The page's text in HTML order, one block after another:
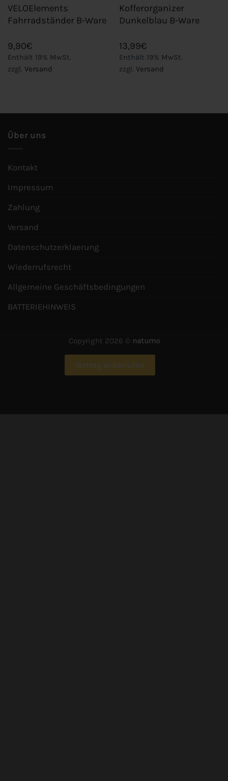
VELOElements
Fahrradständer B-Ware
9,90€
Enthält 19% MwSt.
zzgl. Versand
Kofferorganizer
Dunkelblau B-Ware
13,99€
Enthält 19% MwSt.
zzgl. Versand
Über uns
Kontakt
Impressum
Zahlung
Versand
Datenschutzerklaerung
Wiederrufsrecht
Allgemeine Geschäftsbedingungen
BATTERIEHINWEIS
Copyright 2026 © natumo
Vertrag widerrufen